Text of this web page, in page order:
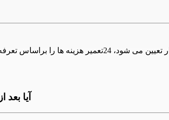
لوله‌های آب فریزر شکسته یا خراب شده باشند،
هزینه تعمیر یخچال ساید بای ساید زیمنس بر
آیا بعد از